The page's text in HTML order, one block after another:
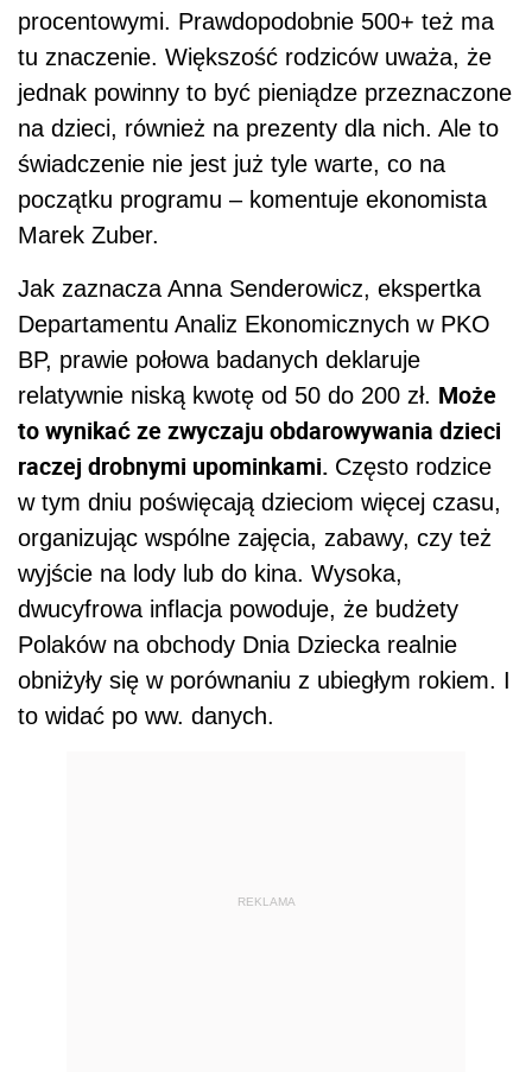
procentowymi. Prawdopodobnie 500+ też ma
tu znaczenie. Większość rodziców uważa, że
jednak powinny to być pieniądze przeznaczone
na dzieci, również na prezenty dla nich. Ale to
świadczenie nie jest już tyle warte, co na
początku programu – komentuje ekonomista
Marek Zuber.
Jak zaznacza Anna Senderowicz, ekspertka
Departamentu Analiz Ekonomicznych w PKO
BP, prawie połowa badanych deklaruje
relatywnie niską kwotę od 50 do 200 zł. Może
to wynikać ze zwyczaju obdarowywania dzieci
raczej drobnymi upominkami. Często rodzice
w tym dniu poświęcają dzieciom więcej czasu,
organizując wspólne zajęcia, zabawy, czy też
wyjście na lody lub do kina. Wysoka,
dwucyfrowa inflacja powoduje, że budżety
Polaków na obchody Dnia Dziecka realnie
obniżyły się w porównaniu z ubiegłym rokiem. I
to widać po ww. danych.
REKLAMA